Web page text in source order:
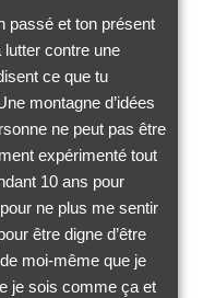
passé et ton présent
lutter contre une
ce que tu
montagne d’idées
ne peut pas être
expérimenté tout
10 ans pour
ne plus me sentir
être digne d’être
moi-même que je
je sois comme ça et